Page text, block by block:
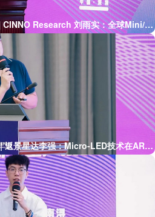
Research 刘雨实：全球Mini/Mi
市场的规模与预测
景星达李强：Micro-LED技术在AR整
机中的应用